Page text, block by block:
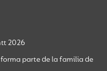
2026
parte de la familia de